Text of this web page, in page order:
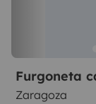
Furgoneta
Zaragoza